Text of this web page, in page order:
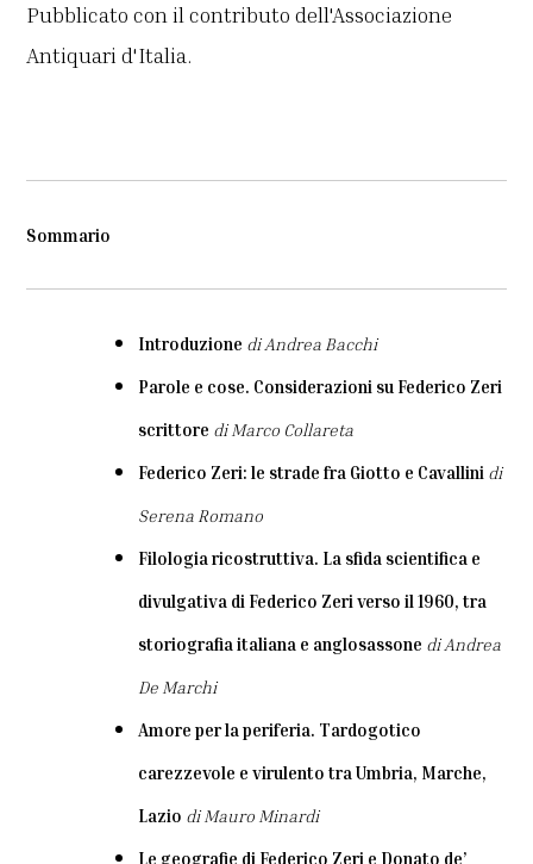
Pubblicato con il contributo dell'Associazione
Antiquari d'Italia.
Sommario
Introduzione di Andrea Bacchi
Parole e cose. Considerazioni su Federico Zeri
scrittore di Marco Collareta
Federico Zeri: le strade fra Giotto e Cavallini di
Serena Romano
Filologia ricostruttiva. La sfida scientifica e
divulgativa di Federico Zeri verso il 1960, tra
storiografia italiana e anglosassone di Andrea
De Marchi
Amore per la periferia. Tardogotico
carezzevole e virulento tra Umbria, Marche,
Lazio di Mauro Minardi
Le geografie di Federico Zeri e Donato de’